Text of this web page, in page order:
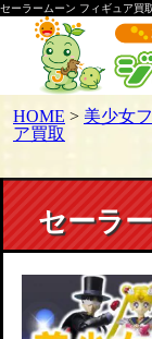
セーラームーン フィギュア買
HOME > 美少女
ア買取
セーラ